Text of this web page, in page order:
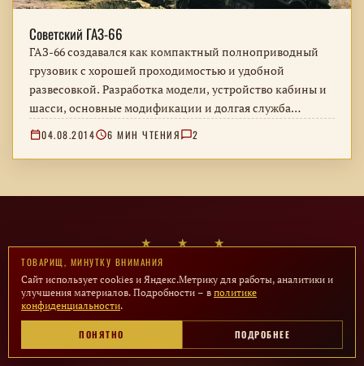
Советский ГАЗ-66
ГАЗ-66 создавался как компактный полноприводный
грузовик с хорошей проходимостью и удобной
развесовкой. Разработка модели, устройство кабины и
шасси, основные модификации и долгая служба
машины в армии и народном хозяйстве.
04.08.2014 6 МИН ЧТЕНИЯ 2
★ ★ ★
ТОВАРИЩ, ПОДПИШИСЬ!
Больше материалов – в наших каналах: хроники,
фотокарточки и очерки каждую неделю
ТОВАРИЩ, МИНУТКУ ВНИМАНИЯ
Сайт использует cookies и Яндекс.Метрику для работы, аналитики и
улучшения материалов. Подробности – в политике
конфиденциальности.
ПОНЯТНО ПОДРОБНЕЕ